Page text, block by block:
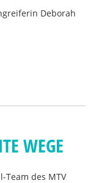
Deborah
WEGE
Team des MTV